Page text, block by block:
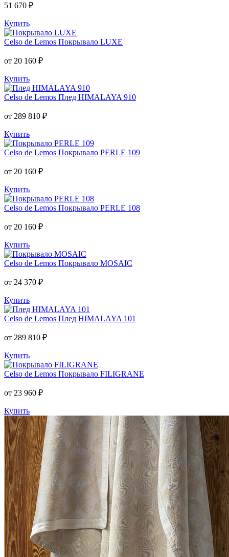
51 670 ₽
Купить
Celso de Lemos Покрывало LUXE
от 20 160 ₽
Купить
Celso de Lemos Плед HIMALAYA 910
от 289 810 ₽
Купить
Celso de Lemos Покрывало PERLE 109
от 20 160 ₽
Купить
Celso de Lemos Покрывало PERLE 108
от 20 160 ₽
Купить
Celso de Lemos Покрывало MOSAIC
от 24 370 ₽
Купить
Celso de Lemos Плед HIMALAYA 101
от 289 810 ₽
Купить
Celso de Lemos Покрывало FILIGRANE
от 23 960 ₽
Купить